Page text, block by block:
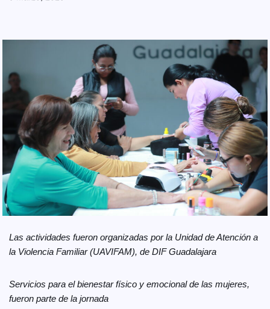
Las actividades fueron organizadas por la Unidad de Atención a
la Violencia Familiar (UAVIFAM), de DIF Guadalajara
Servicios para el bienestar físico y emocional de las mujeres,
fueron parte de la jornada